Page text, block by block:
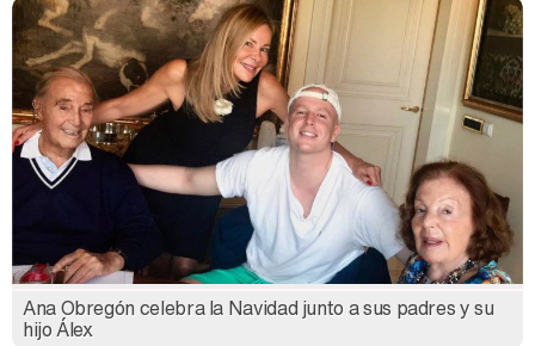
Ana Obregón celebra la Navidad junto a sus padres y su
hijo Álex